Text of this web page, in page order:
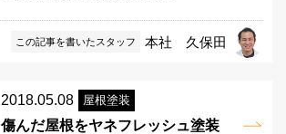
この記事を書いたスタッフ 本社 久保田
2018.05.08 屋根塗装
傷んだ屋根をヤネフレッシュ塗装